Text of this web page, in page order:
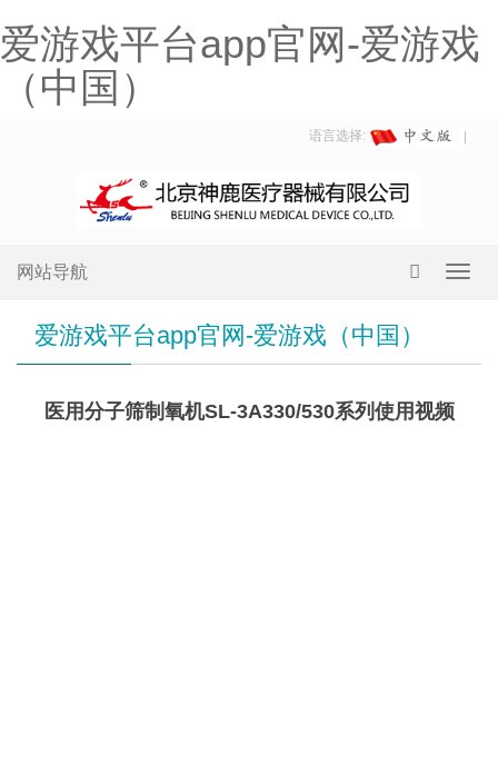
爱游戏平台app官网-爱游戏
（中国）
语言选择:
网站导航
爱游戏平台app官网-爱游戏（中国）
医用分子筛制氧机SL-3A330/530系列使用视频